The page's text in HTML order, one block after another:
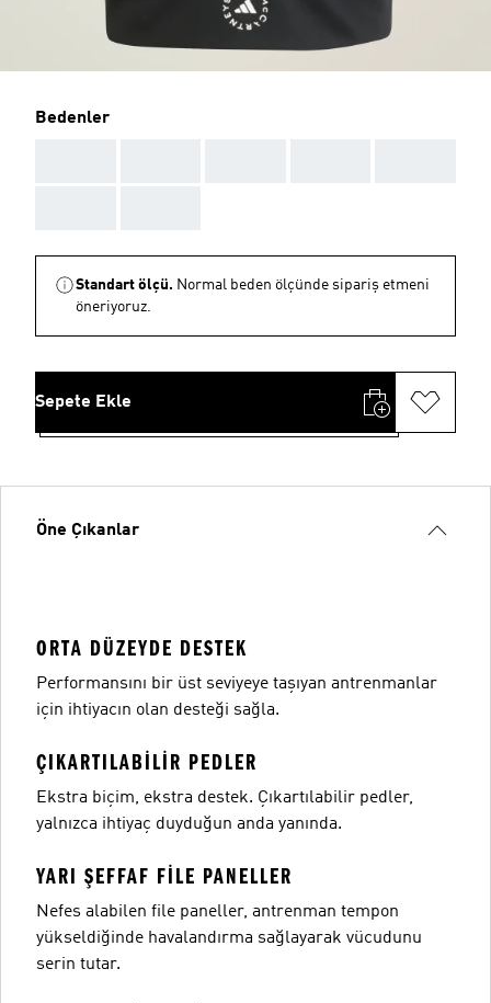
Bedenler
Standart ölçü. Normal beden ölçünde sipariş etmeni
öneriyoruz.
Sepete Ekle
Öne Çıkanlar
ORTA DÜZEYDE DESTEK
Performansını bir üst seviyeye taşıyan antrenmanlar
için ihtiyacın olan desteği sağla.
ÇIKARTILABILIR PEDLER
Ekstra biçim, ekstra destek. Çıkartılabilir pedler,
yalnızca ihtiyaç duyduğun anda yanında.
YARI ŞEFFAF FILE PANELLER
Nefes alabilen file paneller, antrenman tempon
yükseldiğinde havalandırma sağlayarak vücudunu
serin tutar.